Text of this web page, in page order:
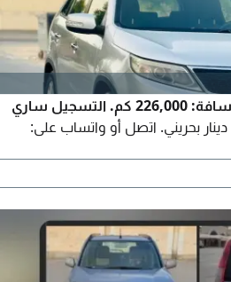
كيا سورينتو 2013. عداد المسافة: 226,000 كم. التسجيل ساري
حتى يناير 2027. السعر: 2300 دينار بحريني. اتصل أو واتساب على: